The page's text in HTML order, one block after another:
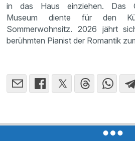
in das Haus einziehen. Das
Museum diente für den
Sommerwohnsitz. 2026 jährt
berühmten Pianist der Romantik